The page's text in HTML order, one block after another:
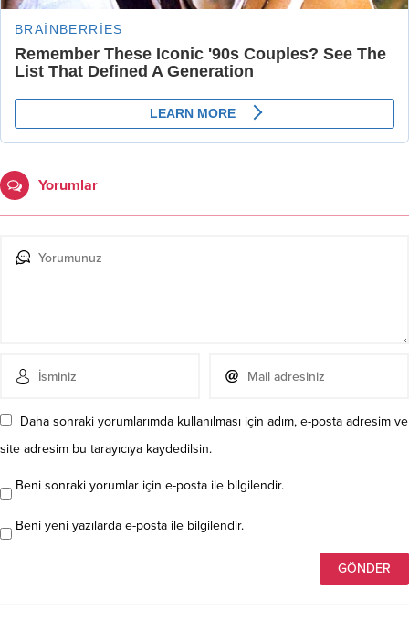
Yorumlar
Daha sonraki yorumlarımda kullanılması için adım, e-posta adresim ve
site adresim bu tarayıcıya kaydedilsin.
Beni sonraki yorumlar için e-posta ile bilgilendir.
Beni yeni yazılarda e-posta ile bilgilendir.